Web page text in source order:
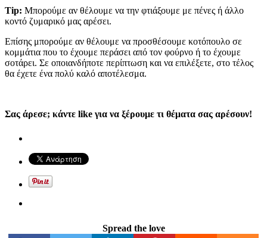
Tip: Μπορούμε αν θέλουμε να την φτιάξουμε με πένες ή άλλο
κοντό ζυμαρικό μας αρέσει.
Επίσης μπορούμε αν θέλουμε να προσθέσουμε κοτόπουλο σε
κομμάτια που το έχουμε περάσει από τον φούρνο ή το έχουμε
σοτάρει. Σε οποιανδήποτε περίπτωση και να επιλέξετε, στο τέλος
θα έχετε ένα πολύ καλό αποτέλεσμα.
Σας άρεσε; κάντε like για να ξέρουμε τι θέματα σας αρέσουν!
Spread the love